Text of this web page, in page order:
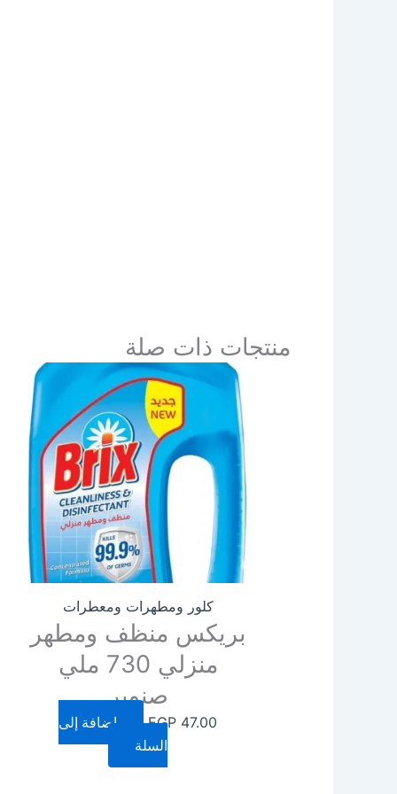
منتجات ذات صلة
كلور ومطهرات ومعطرات
بريكس منظف ومطهر
منزلي 730 ملي
صنوبر
EGP 47.00
إضافة إلى
السلة